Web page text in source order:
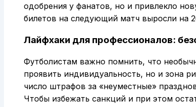
одобрения у фанатов, но и привлекло
билетов на следующий матч выросли на
Лайфхаки для профессионалов:
Футболистам важно помнить, что
проявить индивидуальность, но и зона
число штрафов за «неуместные»
Чтобы избежать санкций и при этом